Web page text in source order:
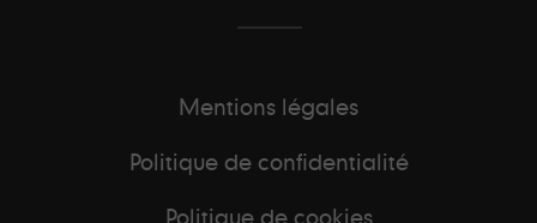
Mentions légales
Politique de confidentialité